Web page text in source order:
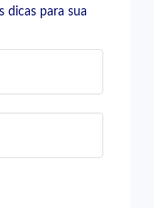
dicas para sua